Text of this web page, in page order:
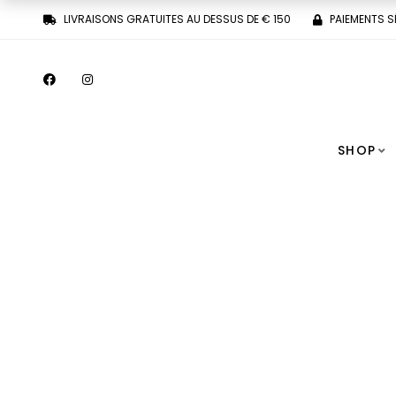
LIVRAISONS GRATUITES AU DESSUS DE € 150 PAIEMENTS
SHOP